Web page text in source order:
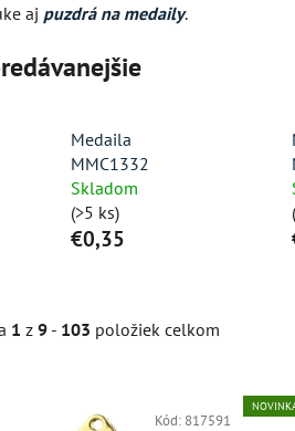
aj puzdrá na medaily.
Medaila
MMC1332
Skladom
(>5 ks)
€0,35
1 z 9 - 103 položiek celkom
Kód: 817591